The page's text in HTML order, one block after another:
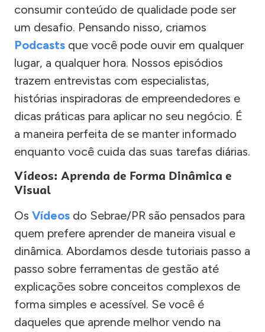
consumir conteúdo de qualidade pode ser
um desafio. Pensando nisso, criamos
Podcasts que você pode ouvir em qualquer
lugar, a qualquer hora. Nossos episódios
trazem entrevistas com especialistas,
histórias inspiradoras de empreendedores e
dicas práticas para aplicar no seu negócio. É
a maneira perfeita de se manter informado
enquanto você cuida das suas tarefas diárias.
Vídeos: Aprenda de Forma Dinâmica e
Visual
Os Vídeos do Sebrae/PR são pensados para
quem prefere aprender de maneira visual e
dinâmica. Abordamos desde tutoriais passo a
passo sobre ferramentas de gestão até
explicações sobre conceitos complexos de
forma simples e acessível. Se você é
daqueles que aprende melhor vendo na